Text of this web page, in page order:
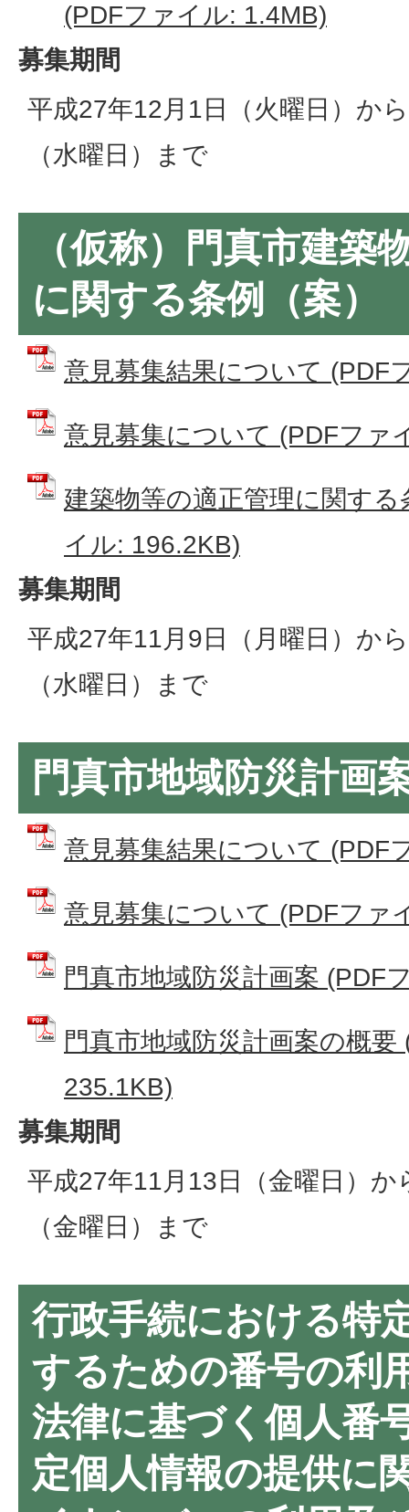
(PDFファイル: 1.4MB)
募集期間
平成27年12月1日（火曜日）か
（水曜日）まで
（仮称）門真市建築
に関する条例（案）
意見募集結果について (PDF
意見募集について (PDFファ
建築物等の適正管理に関す
イル: 196.2KB)
募集期間
平成27年11月9日（月曜日）か
（水曜日）まで
門真市地域防災計画
意見募集結果について (PDF
意見募集について (PDFファ
門真市地域防災計画案 (PDF
門真市地域防災計画案の概
235.1KB)
募集期間
平成27年11月13日（金曜日）か
（金曜日）まで
行政手続における特
するための番号の利
法律に基づく個人番
定個人情報の提供に